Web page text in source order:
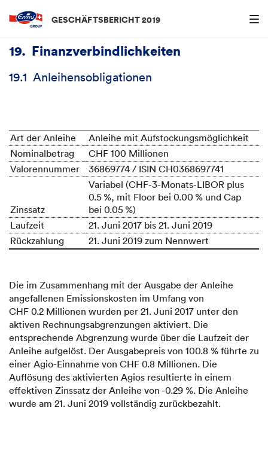
GESCHÄFTSBERICHT 2019
19. Finanzverbindlichkeiten
19.1 Anleihensobligationen
Art der Anleihe
Anleihe mit Aufstockungsmöglichkeit
Nominalbetrag
CHF 100 Millionen
Valorennummer
36869774 / ISIN CH0368697741
Zinssatz
Variabel (CHF-3-Monats-LIBOR plus
0.5 %, mit Floor bei 0.00 % und Cap
bei 0.05 %)
Laufzeit
21. Juni 2017 bis 21. Juni 2019
Rückzahlung
21. Juni 2019 zum Nennwert
Die im Zusammenhang mit der Ausgabe der Anleihe
angefallenen Emissionskosten im Umfang von
CHF 0.2 Millionen wurden per 21. Juni 2017 unter den
aktiven Rechnungs­abgrenzungen aktiviert. Die
entsprechende Abgrenzung wurde über die Laufzeit der
Anleihe aufgelöst. Der Ausgabepreis von 100.8 % führte zu
einer Agio-Einnahme von CHF 0.8 Millionen. Die
Auflösung des aktivierten Agios resultierte in einem
effektiven Zinssatz der Anleihe von -0.29 %. Die Anleihe
wurde am 21. Juni 2019 vollständig zurückbezahlt.